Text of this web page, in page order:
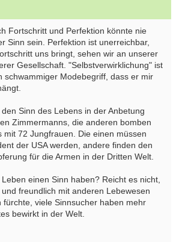
Fortschritt und Perfektion könnte nie
Sinn sein. Perfektion ist unerreichbar,
uns bringt, sehen wir an unserer
Gesellschaft. "Selbstverwirklichung" ist
schwammiger Modebegriff, dass er mir
Sinn des Lebens in der Anbetung
Zimmermanns, die anderen bomben
mit 72 Jungfrauen. Die einen müssen
der USA werden, andere finden den
für die Armen in der Dritten Welt.
einen Sinn haben? Reicht es nicht,
freundlich mit anderen Lebewesen
fürchte, viele Sinnsucher haben mehr
bewirkt in der Welt.